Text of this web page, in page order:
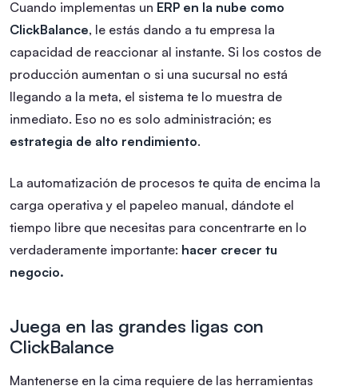
Cuando implementas un ERP en la nube como
ClickBalance, le estás dando a tu empresa la
capacidad de reaccionar al instante. Si los costos de
producción aumentan o si una sucursal no está
llegando a la meta, el sistema te lo muestra de
inmediato. Eso no es solo administración; es
estrategia de alto rendimiento.
La automatización de procesos te quita de encima la
carga operativa y el papeleo manual, dándote el
tiempo libre que necesitas para concentrarte en lo
verdaderamente importante: hacer crecer tu
negocio.
Juega en las grandes ligas con
ClickBalance
Mantenerse en la cima requiere de las herramientas